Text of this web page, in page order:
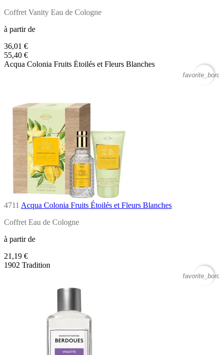
Coffret Vanity Eau de Cologne
à partir de
36,01 €
55,40 €
Acqua Colonia Fruits Étoilés et Fleurs Blanches
4711 Acqua Colonia Fruits Étoilés et Fleurs Blanches
Coffret Eau de Cologne
à partir de
21,19 €
1902 Tradition